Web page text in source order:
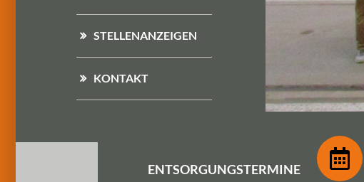
STELLENANZEIGEN
KONTAKT
ENTSORGUNGSTERMINE